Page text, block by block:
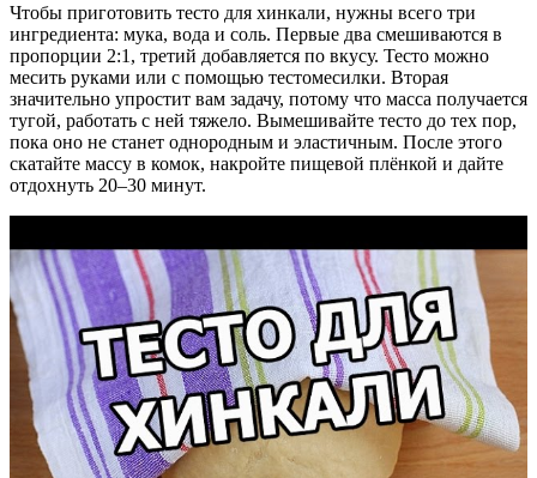
Чтобы приготовить тесто для хинкали, нужны всего три
ингредиента: мука, вода и соль. Первые два смешиваются в
пропорции 2:1, третий добавляется по вкусу. Тесто можно
месить руками или с помощью тестомесилки. Вторая
значительно упростит вам задачу, потому что масса получается
тугой, работать с ней тяжело. Вымешивайте тесто до тех пор,
пока оно не станет однородным и эластичным. После этого
скатайте массу в комок, накройте пищевой плёнкой и дайте
отдохнуть 20–30 минут.